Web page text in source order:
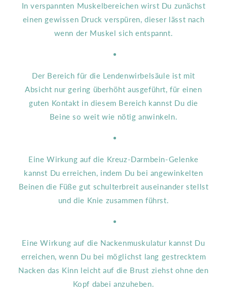
In verspannten Muskelbereichen wirst Du zunächst
einen gewissen Druck verspüren, dieser lässt nach
wenn der Muskel sich entspannt.
Der Bereich für die Lendenwirbelsäule ist mit
Absicht nur gering überhöht ausgeführt, für einen
guten Kontakt in diesem Bereich kannst Du die
Beine so weit wie nötig anwinkeln.
Eine Wirkung auf die Kreuz-Darmbein-Gelenke
kannst Du erreichen, indem Du bei angewinkelten
Beinen die Füße gut schulterbreit auseinander stellst
und die Knie zusammen führst.
Eine Wirkung auf die Nackenmuskulatur kannst Du
erreichen, wenn Du bei möglichst lang gestrecktem
Nacken das Kinn leicht auf die Brust ziehst ohne den
Kopf dabei anzuheben.